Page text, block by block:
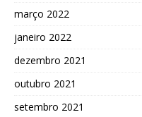
março 2022
janeiro 2022
dezembro 2021
outubro 2021
setembro 2021